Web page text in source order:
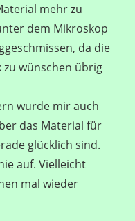
mehr zu
dem Mikroskop
da die
wünschen übrig
wurde mir auch
das Material für
glücklich sind.
auf. Vielleicht
mal wieder